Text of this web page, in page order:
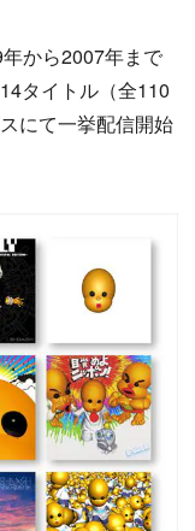
から2007年まで
タイトル（全110
にて一挙配信開始